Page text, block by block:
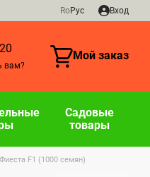
RoРус Вход
вам?
Мой заказ
Садовые
товары
Фиеста F1 (1000 семян)